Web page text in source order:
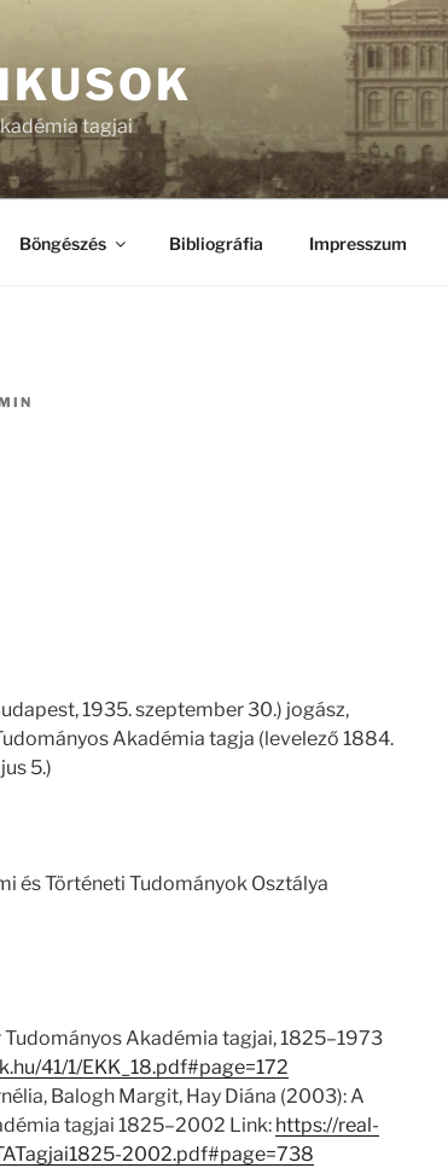
tagjai
Böngészés Bibliográfia Impresszum
1935. szeptember 30.) jogász,
Akadémia tagja (levelező 1884.
5.)
és Történeti Tudományok Osztálya
Tudományos Akadémia tagjai, 1825–1973
41/1/EKK_18.pdf#page=172
Balogh Margit, Hay Diána (2003): A
tagjai 1825–2002 Link: https://real-
2002.pdf#page=738